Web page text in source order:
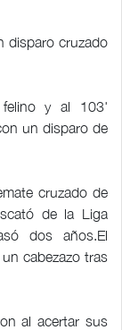
disparo cruzado
felino y al 103'
un disparo de
cruzado de
de la Liga
dos años.El
cabezazo tras
al acertar sus